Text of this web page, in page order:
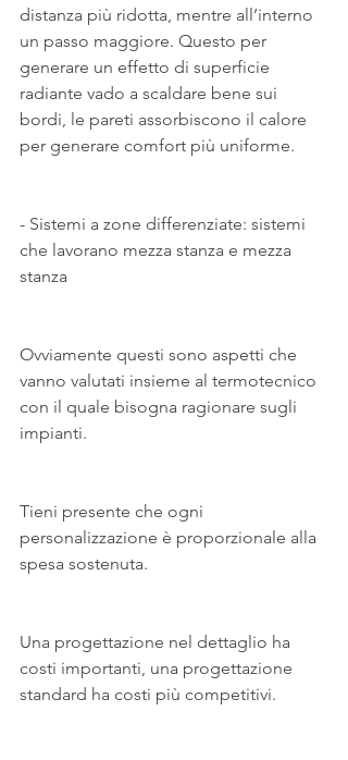
distanza più ridotta, mentre all’interno
un passo maggiore. Questo per
generare un effetto di superficie
radiante vado a scaldare bene sui
bordi, le pareti assorbiscono il calore
per generare comfort più uniforme.
- Sistemi a zone differenziate: sistemi
che lavorano mezza stanza e mezza
stanza
Ovviamente questi sono aspetti che
vanno valutati insieme al termotecnico
con il quale bisogna ragionare sugli
impianti.
Tieni presente che ogni
personalizzazione è proporzionale alla
spesa sostenuta.
Una progettazione nel dettaglio ha
costi importanti, una progettazione
standard ha costi più competitivi.